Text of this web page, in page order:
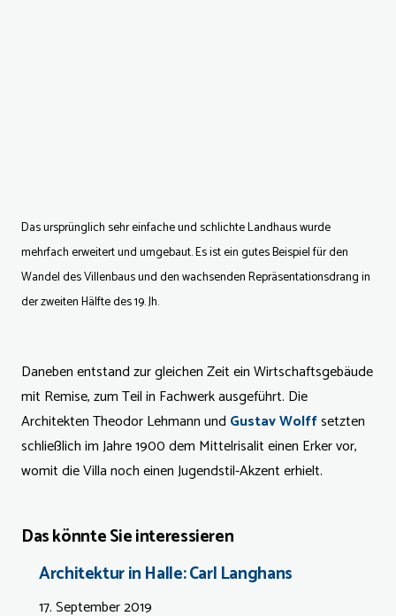
Das ursprünglich sehr einfache und schlichte Landhaus wurde
mehrfach erweitert und umgebaut. Es ist ein gutes Beispiel für den
Wandel des Villenbaus und den wachsenden Repräsentationsdrang in
der zweiten Hälfte des 19. Jh.
Daneben entstand zur gleichen Zeit ein Wirtschaftsgebäude
mit Remise, zum Teil in Fachwerk ausgeführt. Die
Architekten Theodor Lehmann und Gustav Wolffsetzten
schließlich im Jahre 1900 dem Mittelrisalit einen Erker vor,
womit die Villa noch einen Jugendstil-Akzent erhielt.
Das könnte Sie interessieren
Architektur in Halle: Carl Langhans
17. September 2019